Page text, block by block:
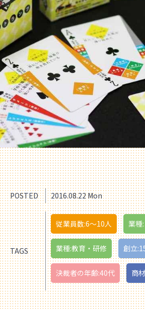
POSTED 2016.08.22 Mon
TAGS
従業員数:6～10人 業種
業種:教育・研修 創立
決裁者の年齢:40代 商